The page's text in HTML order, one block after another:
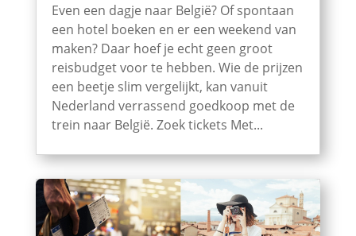
Even een dagje naar België? Of spontaan
een hotel boeken en er een weekend van
maken? Daar hoef je echt geen groot
reisbudget voor te hebben. Wie de prijzen
een beetje slim vergelijkt, kan vanuit
Nederland verrassend goedkoop met de
trein naar België. Zoek tickets Met...